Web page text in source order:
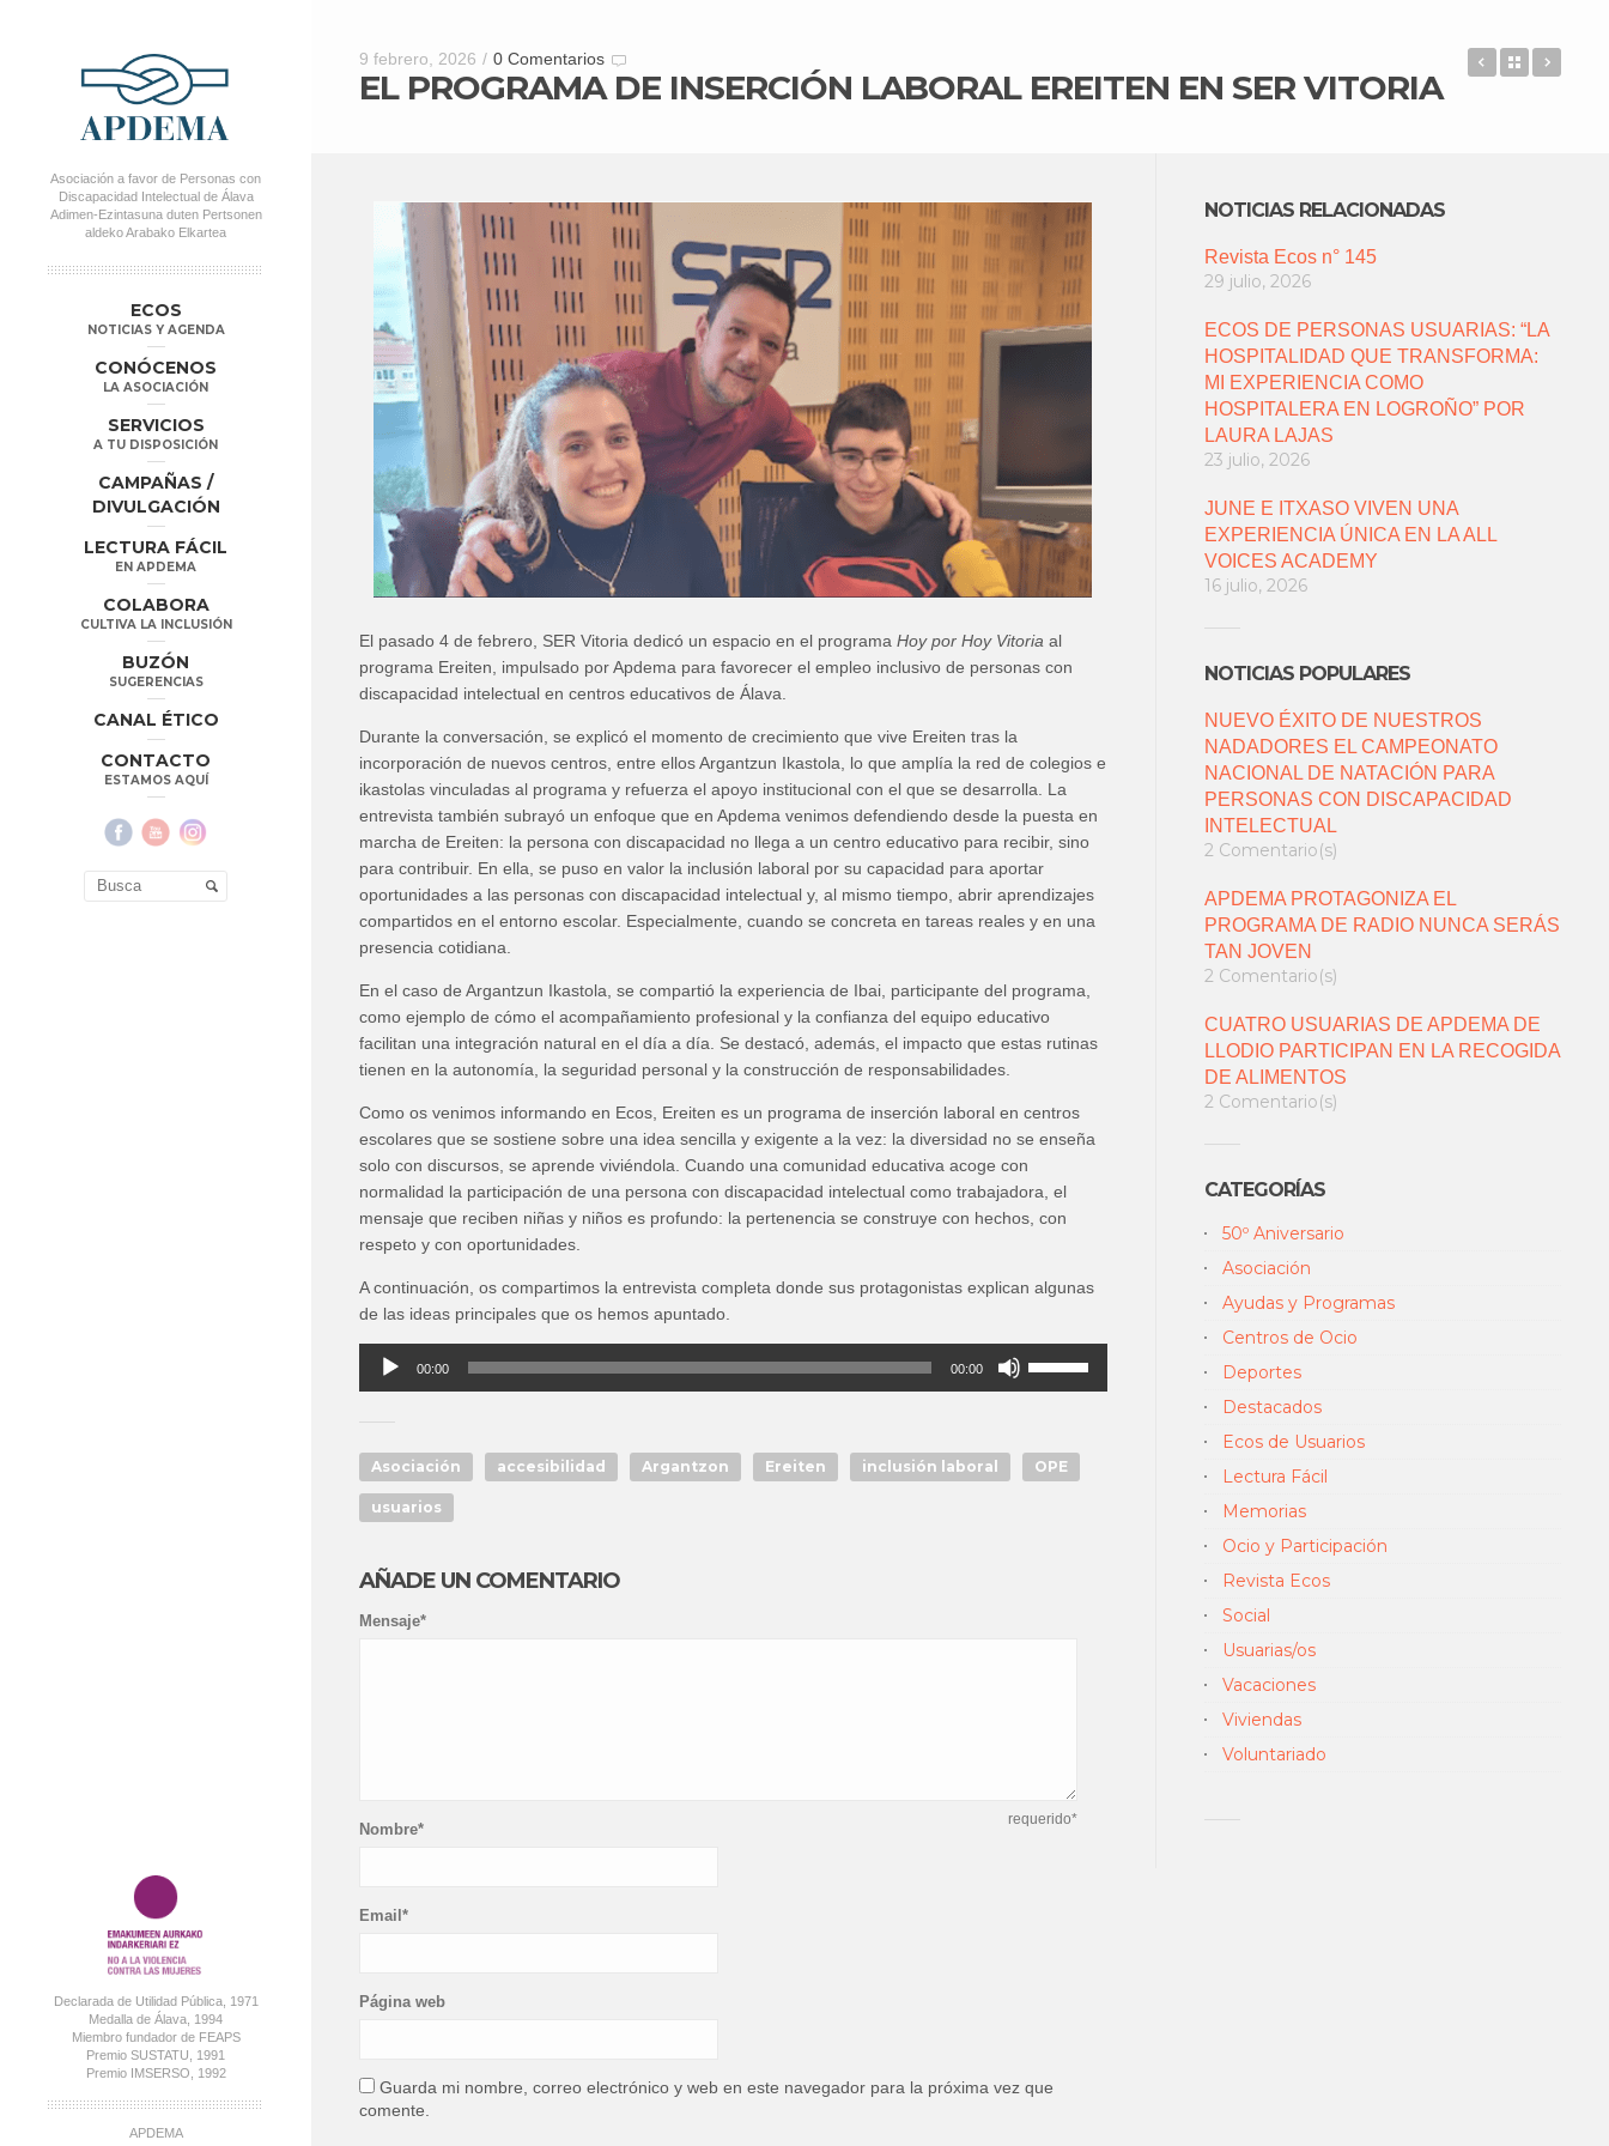
Asociación a favor de Personas con
Discapacidad Intelectual de Álava
Adimen-Ezintasuna duten Pertsonen
aldeko Arabako Elkartea
contenido
contenido
ECOS
NOTICIAS Y AGENDA
CONÓCENOS
LA ASOCIACIÓN
SERVICIOS
A TU DISPOSICIÓN
CAMPAÑAS /
DIVULGACIÓN
LECTURA FÁCIL
EN APDEMA
COLABORA
CULTIVA LA INCLUSIÓN
BUZÓN
SUGERENCIAS
CANAL ÉTICO
CONTACTO
ESTAMOS AQUÍ
9 febrero, 2026 / 0 Comentarios
EL PROGRAMA DE INSERCIÓN LABORAL EREITEN EN SER VITORIA
ECOS DE
Back to
El pasado 4 de febrero, SER Vitoria dedicó un espacio en el programa Hoy por Hoy Vitoria al
programa Ereiten, impulsado por Apdema para favorecer el empleo inclusivo de personas con
discapacidad intelectual en centros educativos de Álava.
Durante la conversación, se explicó el momento de crecimiento que vive Ereiten tras la
incorporación de nuevos centros, entre ellos Argantzun Ikastola, lo que amplía la red de colegios e
ikastolas vinculadas al programa y refuerza el apoyo institucional con el que se desarrolla. La
entrevista también subrayó un enfoque que en Apdema venimos defendiendo desde la puesta en
marcha de Ereiten: la persona con discapacidad no llega a un centro educativo para recibir, sino
para contribuir. En ella, se puso en valor la inclusión laboral por su capacidad para aportar
oportunidades a las personas con discapacidad intelectual y, al mismo tiempo, abrir aprendizajes
compartidos en el entorno escolar. Especialmente, cuando se concreta en tareas reales y en una
presencia cotidiana.
En el caso de Argantzun Ikastola, se compartió la experiencia de Ibai, participante del programa,
como ejemplo de cómo el acompañamiento profesional y la confianza del equipo educativo
facilitan una integración natural en el día a día. Se destacó, además, el impacto que estas rutinas
tienen en la autonomía, la seguridad personal y la construcción de responsabilidades.
Como os venimos informando en Ecos, Ereiten es un programa de inserción laboral en centros
escolares que se sostiene sobre una idea sencilla y exigente a la vez: la diversidad no se enseña
solo con discursos, se aprende viviéndola. Cuando una comunidad educativa acoge con
normalidad la participación de una persona con discapacidad intelectual como trabajadora, el
mensaje que reciben niñas y niños es profundo: la pertenencia se construye con hechos, con
respeto y con oportunidades.
A continuación, os compartimos la entrevista completa donde sus protagonistas explican algunas
de las ideas principales que os hemos apuntado.
Reproductor
00:00 00:00
flecha
arriba/abajo
Asociación accesibilidad Argantzon Ereiten inclusión laboral OPE
usuarios
AÑADE UN COMENTARIO
Mensaje*
requerido*
Nombre*
Email*
Página web
Guarda mi nombre, correo electrónico y web en este navegador para la próxima vez que
comente.
NOTICIAS RELACIONADAS
Revista Ecos n° 145
29 julio, 2026
ECOS DE PERSONAS USUARIAS: “LA
HOSPITALIDAD QUE TRANSFORMA:
MI EXPERIENCIA COMO
HOSPITALERA EN LOGROÑO” POR
LAURA LAJAS
23 julio, 2026
JUNE E ITXASO VIVEN UNA
EXPERIENCIA ÚNICA EN LA ALL
VOICES ACADEMY
16 julio, 2026
NOTICIAS POPULARES
NUEVO ÉXITO DE NUESTROS
NADADORES EL CAMPEONATO
NACIONAL DE NATACIÓN PARA
PERSONAS CON DISCAPACIDAD
INTELECTUAL
2 Comentario(s)
APDEMA PROTAGONIZA EL
PROGRAMA DE RADIO NUNCA SERÁS
TAN JOVEN
2 Comentario(s)
CUATRO USUARIAS DE APDEMA DE
LLODIO PARTICIPAN EN LA RECOGIDA
DE ALIMENTOS
2 Comentario(s)
CATEGORÍAS
50º Aniversario
Asociación
Ayudas y Programas
Centros de Ocio
Deportes
Destacados
Ecos de Usuarios
Lectura Fácil
Memorias
Ocio y Participación
Revista Ecos
Social
Usuarias/os
Vacaciones
Viviendas
Voluntariado
Declarada de Utilidad Pública, 1971
Medalla de Álava, 1994
Miembro fundador de FEAPS
Premio SUSTATU, 1991
Premio IMSERSO, 1992
APDEMA